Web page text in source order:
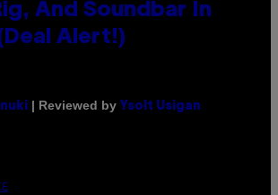
And Soundbar In
Alert!)
| Reviewed by Ysolt Usigan